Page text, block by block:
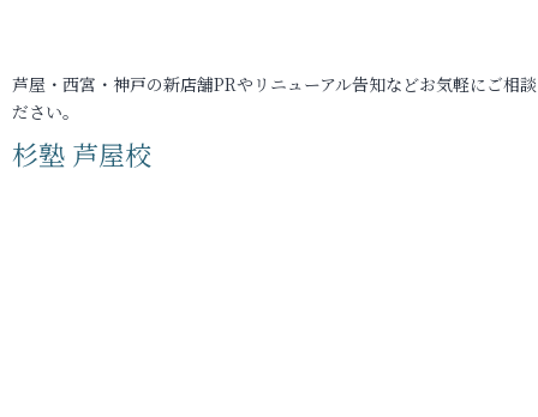
芦屋・西宮・神戸の新店舗PRやリニューアル告知などお気軽にご相
ださい。
杉塾 芦屋校